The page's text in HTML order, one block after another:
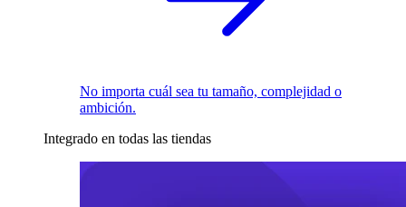
No importa cuál sea tu tamaño, complejidad o
ambición.
Integrado en todas las tiendas